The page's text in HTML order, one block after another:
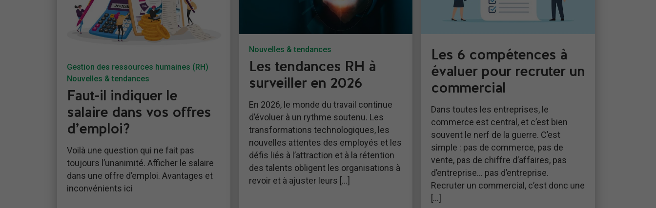
Gestion des ressources humaines (RH)
Nouvelles & tendances
Faut-il indiquer le
salaire dans vos offres
d’emploi?
Voilà une question qui ne fait pas
toujours l’unanimité. Afficher le salaire
dans une offre d’emploi. Avantages et
inconvénients ici
Nouvelles & tendances
Les tendances RH à
surveiller en 2026
En 2026, le monde du travail continue
d’évoluer à un rythme soutenu. Les
transformations technologiques, les
nouvelles attentes des employés et les
défis liés à l’attraction et à la rétention
des talents obligent les organisations à
revoir et à ajuster leurs […]
Les 6 compétences à
évaluer pour recruter un
commercial
Dans toutes les entreprises, le
commerce est central, et c’est bien
souvent le nerf de la guerre. C’est
simple : pas de commerce, pas de
vente, pas de chiffre d’affaires, pas
d’entreprise… pas d’entreprise.
Recruter un commercial, c’est donc une
[…]